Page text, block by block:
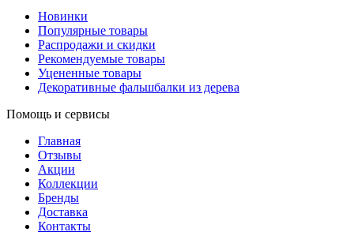
Новинки
Популярные товары
Распродажи и скидки
Рекомендуемые товары
Уцененные товары
Декоративные фальшбалки из дерева
Помощь и сервисы
Главная
Отзывы
Акции
Коллекции
Бренды
Доставка
Контакты